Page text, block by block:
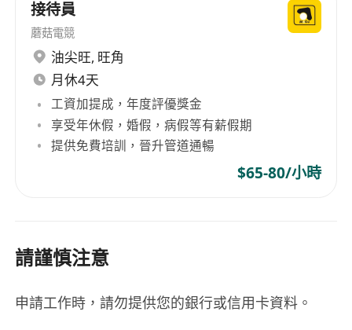
接待員
蘑菇電競
油尖旺, 旺角
月休4天
工資加提成，年度評優獎金
享受年休假，婚假，病假等有薪假期
提供免費培訓，晉升管道通暢
$65-80/小時
請謹慎注意
申請工作時，請勿提供您的銀行或信用卡資料。